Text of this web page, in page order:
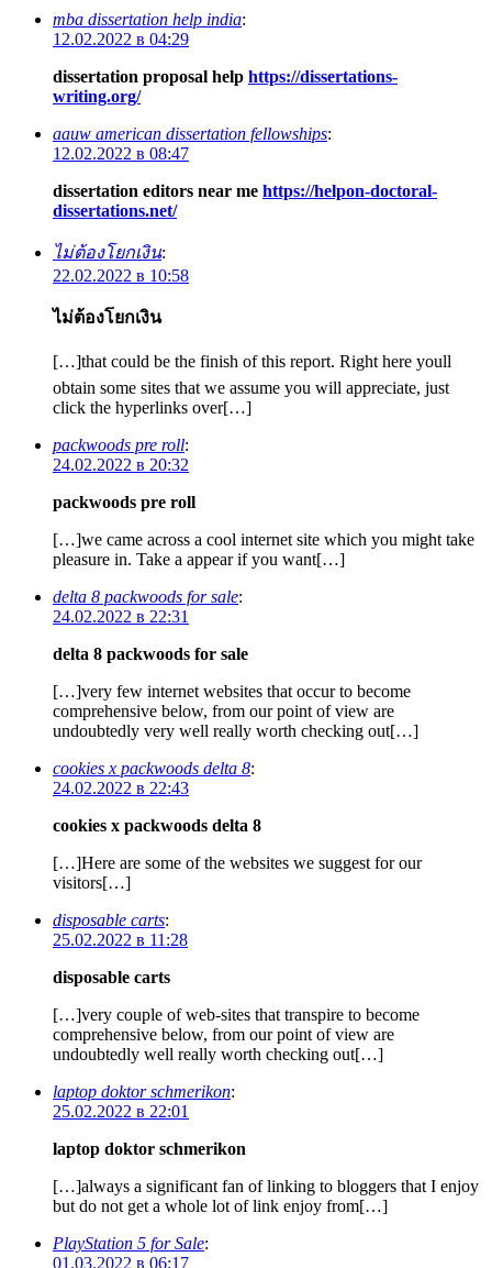
mba dissertation help india:
12.02.2022 в 04:29
dissertation proposal help https://dissertations-
writing.org/
aauw american dissertation fellowships:
12.02.2022 в 08:47
dissertation editors near me https://helpon-doctoral-
dissertations.net/
ไม่ต้องโยกเงิน:
22.02.2022 в 10:58
ไม่ต้องโยกเงิน
[…]that could be the finish of this report. Right here youll
obtain some sites that we assume you will appreciate, just
click the hyperlinks over[…]
packwoods pre roll:
24.02.2022 в 20:32
packwoods pre roll
[…]we came across a cool internet site which you might take
pleasure in. Take a appear if you want[…]
delta 8 packwoods for sale:
24.02.2022 в 22:31
delta 8 packwoods for sale
[…]very few internet websites that occur to become
comprehensive below, from our point of view are
undoubtedly very well really worth checking out[…]
cookies x packwoods delta 8:
24.02.2022 в 22:43
cookies x packwoods delta 8
[…]Here are some of the websites we suggest for our
visitors[…]
disposable carts:
25.02.2022 в 11:28
disposable carts
[…]very couple of web-sites that transpire to become
comprehensive below, from our point of view are
undoubtedly well really worth checking out[…]
laptop doktor schmerikon:
25.02.2022 в 22:01
laptop doktor schmerikon
[…]always a significant fan of linking to bloggers that I enjoy
but do not get a whole lot of link enjoy from[…]
PlayStation 5 for Sale:
01.03.2022 в 06:17